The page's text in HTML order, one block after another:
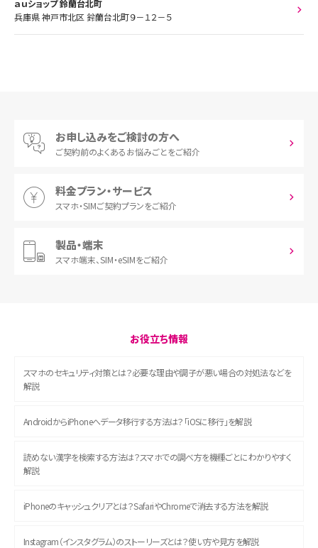
ａｕショップ 鈴蘭台北町
兵庫県 神戸市北区 鈴蘭台北町９－１２－５
お申し込みをご検討の方へ
ご契約前のよくあるお悩みごとをご紹介
料金プラン・サービス
スマホ・SIMご契約プランをご紹介
製品・端末
スマホ端末、SIM・eSIMをご紹介
お役立ち情報
スマホのセキュリティ対策とは？必要な理由や調子が悪い場合の対処法などを
解説
AndroidからiPhoneへデータ移行する方法は？「iOSに移行」を解説
読めない漢字を検索する方法は？スマホでの調べ方を機種ごとにわかりやすく
解説
iPhoneのキャッシュクリアとは？SafariやChromeで消去する方法を解説
Instagram（インスタグラム）のストーリーズとは？使い方や見方を解説